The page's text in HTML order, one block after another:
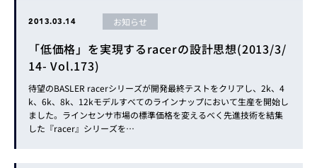
2013.03.14 お知らせ
「低価格」を実現するracerの設計思想(2013/3/
14- Vol.173)
待望のBASLER racerシリーズが開発最終テストをクリアし、2k、4
k、6k、8k、12kモデルすべてのラインナップにおいて生産を開始し
ました。ラインセンサ市場の標準価格を変えるべく先進技術を結集
した『racer』シリーズを…